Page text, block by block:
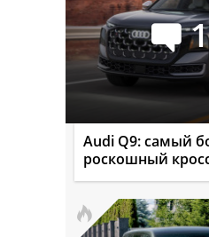
Audi Q9: самый
роскошный